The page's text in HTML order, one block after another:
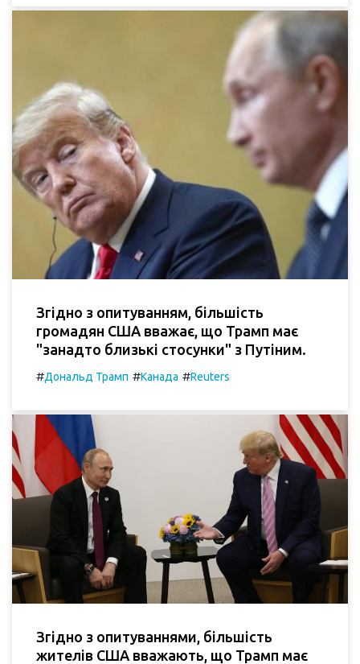
Згідно з опитуванням, більшість
громадян США вважає, що Трамп має
"занадто близькі стосунки" з Путіним.
#Дональд Трамп #Канада #Reuters
Згідно з опитуваннями, більшість
жителів США вважають, що Трамп має